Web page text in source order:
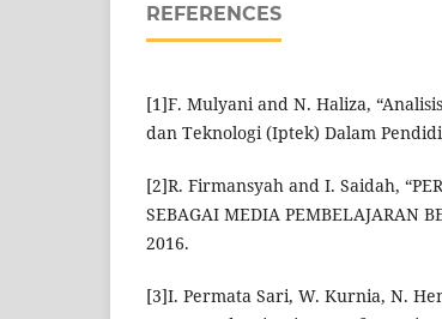
REFERENCES
[1]F. Mulyani and N. Haliza,
dan Teknologi (Iptek) Dalam
[2]R. Firmansyah and I. Saidah,
SEBAGAI MEDIA PEMBELAJARAN
2016.
[3]I. Permata Sari, W. Kurnia, N.